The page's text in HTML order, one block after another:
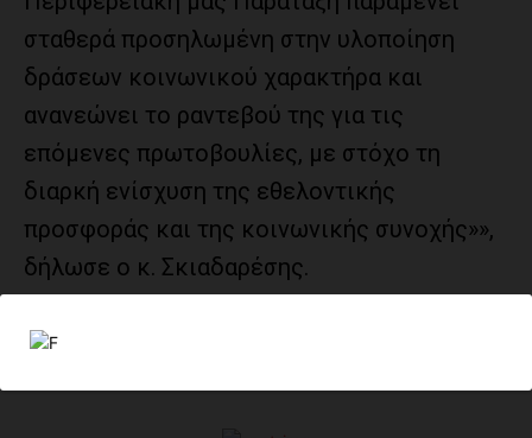
σταθερά προσηλωμένη στην υλοποίηση
δράσεων κοινωνικού χαρακτήρα και
ανανεώνει το ραντεβού της για τις
επόμενες πρωτοβουλίες, με στόχο τη
διαρκή ενίσχυση της εθελοντικής
προσφοράς και της κοινωνικής συνοχής»»,
δήλωσε ο κ. Σκιαδαρέσης.